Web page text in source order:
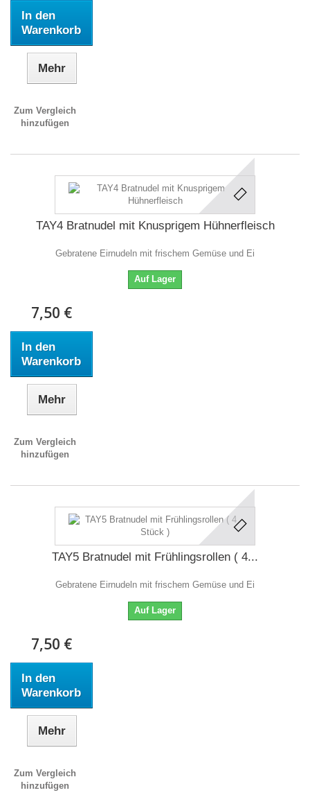
In den
Warenkorb
Mehr
Zum Vergleich
hinzufügen
TAY4 Bratnudel mit Knusprigem Hühnerfleisch
Gebratene Eirnudeln mit frischem Gemüse und Ei
Auf Lager
7,50 €
In den
Warenkorb
Mehr
Zum Vergleich
hinzufügen
TAY5 Bratnudel mit Frühlingsrollen ( 4...
Gebratene Eirnudeln mit frischem Gemüse und Ei
Auf Lager
7,50 €
In den
Warenkorb
Mehr
Zum Vergleich
hinzufügen